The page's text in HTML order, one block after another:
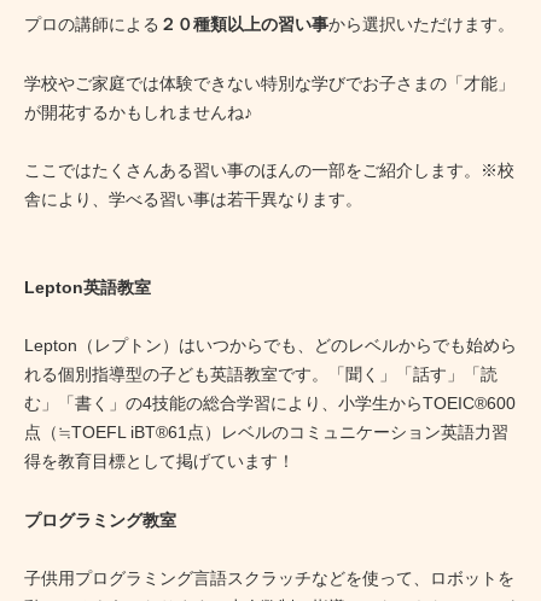
プロの講師による ２０種類以上の習い事から選択いただけます。
学校やご家庭では体験できない特別な学びでお子さまの「才能」
が開花するかもしれませんね♪
ここではたくさんある習い事のほんの一部をご紹介します。※校
舎により、学べる習い事は若干異なります。
Lepton英語教室
Lepton（レプトン）はいつからでも、どのレベルからでも始めら
れる個別指導型の子ども英語教室です。「聞く」「話す」「読
む」「書く」の4技能の総合学習により、小学生からTOEIC®600
点（≒TOEFL iBT®61点）レベルのコミュニケーション英語力習
得を教育目標として掲げています！
プログラミング教室
子供用プログラミング言語スクラッチなどを使って、ロボットを